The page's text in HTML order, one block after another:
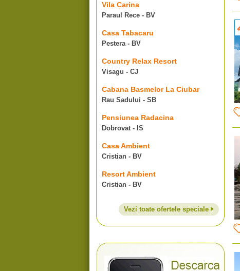
Vila Carina
Paraul Rece - BV
Casa Tabacaru
Pestera - BV
Country Relax Resort
Visagu - CJ
Cabana Basmelor La Ciubar
Rau Sadului - SB
Pensiunea Radacina
Dobrovat - IS
Casa Ambient
Cristian - BV
Resort Ambient
Cristian - BV
Vezi toate ofertele speciale